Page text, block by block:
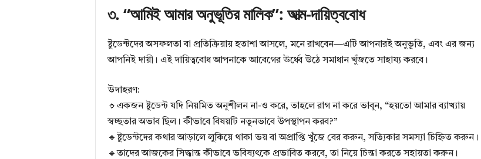
৩. “আমিই আমার অনুভূতির মালিক”: আত্ম-দায়িত্ববোধ
ষ্টুডেন্টদের অসফলতা বা প্রতিক্রিয়ায় হতাশা আসলে, মনে রাখবেন—এটি আপনারই অনুভূতি, এবং এর জন্য
আপনিই দায়ী। এই দায়িত্ববোধ আপনাকে আবেগের ঊর্ধ্বে উঠে সমাধান খুঁজতে সাহায্য করবে।
উদাহরণ:
🔹একজন ষ্টুডেন্ট যদি নিয়মিত অনুশীলন না-ও করে, তাহলে রাগ না করে ভাবুন, “হয়তো আমার ব্যাখ্যায়
স্বচ্ছতার অভাব ছিল। কীভাবে বিষয়টি নতুনভাবে উপস্থাপন করব?”
🔹ষ্টুডেন্টদের কথার আড়ালে লুকিয়ে থাকা ভয় বা অপ্রাপ্তি খুঁজে বের করুন, সত্যিকার সমস্যা চিহ্নিত করুন।
🔹তাদের আজকের সিদ্ধান্ত কীভাবে ভবিষ্যৎকে প্রভাবিত করবে, তা নিয়ে চিন্তা করতে সহায়তা করুন।